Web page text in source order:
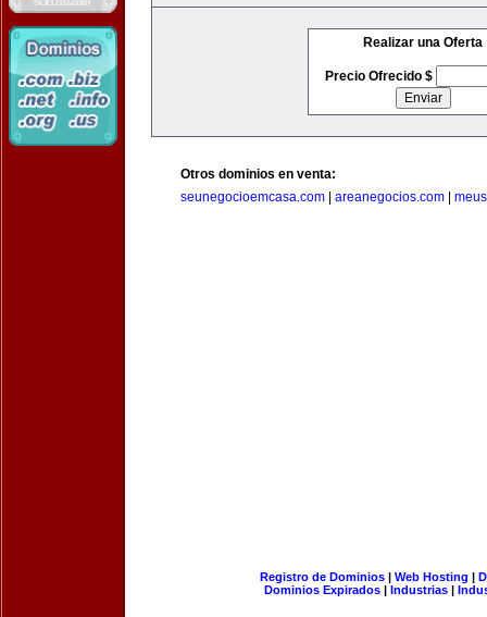
Realizar una Oferta
Precio Ofrecido $
Otros dominios en venta:
seunegocioemcasa.com
areanegocios.com
Registro de Dominios| Web Hosting |
Dominios Expirados | Industrias |